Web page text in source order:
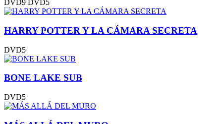
DVD9 DVD5
HARRY POTTER Y LA CÁMARA SECRETA
DVD5
BONE LAKE SUB
DVD5